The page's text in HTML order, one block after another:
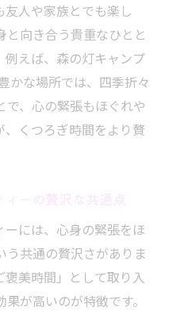
人や家族とでも楽し
向き合う貴重なひとと
例えば、森の灯キャンプ
かな場所では、四季折々
で、心の緊張もほぐれや
、くつろぎ時間をより贅
には、心身の緊張をほ
う共通の贅沢さがありま
美時間」として取り入
が高いのが特徴です。